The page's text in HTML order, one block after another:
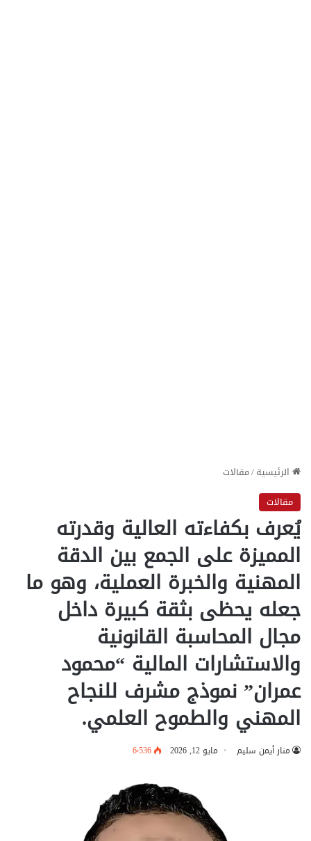
الرئيسية/مقالات
مقالات
يُعرف بكفاءته العالية وقدرته
المميزة على الجمع بين الدقة
المهنية والخبرة العملية، وهو ما
جعله يحظى بثقة كبيرة داخل
مجال المحاسبة القانونية
والاستشارات المالية “محمود
عمران” نموذج مشرف للنجاح
المهني والطموح العلمي.
منار أيمن سليم مايو 12, 2026 6٬536